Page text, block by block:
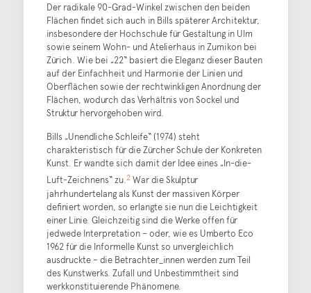
Der radikale 90-Grad-Winkel zwischen den beiden
Flächen findet sich auch in Bills späterer Architektur,
insbesondere der Hochschule für Gestaltung in Ulm
sowie seinem Wohn- und Atelierhaus in Zumikon bei
Zürich. Wie bei „22“ basiert die Eleganz dieser Bauten
auf der Einfachheit und Harmonie der Linien und
Oberflächen sowie der rechtwinkligen Anordnung der
Flächen, wodurch das Verhältnis von Sockel und
Struktur hervorgehoben wird.
Bills „Unendliche Schleife“ (1974) steht
charakteristisch für die Zürcher Schule der Konkreten
Kunst. Er wandte sich damit der Idee eines „In-die-
Luft-Zeichnens“ zu.2War die Skulptur
jahrhundertelang als Kunst der massiven Körper
definiert worden, so erlangte sie nun die Leichtigkeit
einer Linie. Gleichzeitig sind die Werke offen für
jedwede Interpretation – oder, wie es Umberto Eco
1962 für die Informelle Kunst so unvergleichlich
ausdruckte – die Betrachter_innen werden zum Teil
des Kunstwerks. Zufall und Unbestimmtheit sind
werkkonstituierende Phänomene.